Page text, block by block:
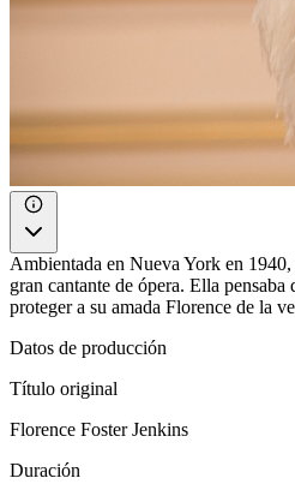
Ambientada en Nueva York en
gran cantante de ópera. Ella
proteger a su amada Florence de la
Datos de producción
Título original
Florence Foster Jenkins
Duración